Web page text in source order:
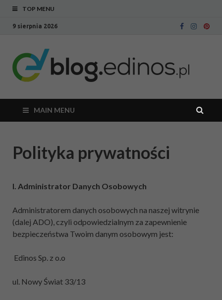
TOP MENU
9 sierpnia 2026
Edinos
MAIN MENU
Polityka prywatności
I. Administrator Danych Osobowych
Administratorem danych osobowych na naszej witrynie
(dalej ADO), czyli odpowiedzialnym za zapewnienie
bezpieczeństwa Twoim danym osobowym jest:
Edinos Sp. z o.o
ul. Nowy Świat 33/13